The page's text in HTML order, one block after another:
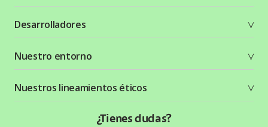
Planes y tarifas
Crea tu cuenta
Seguridad
Términos y condiciones
Política de privacidad
Desarrolladores
Recursos gráficos
Status Page
Nuestro entorno
¿Qué es Wompi?
Wiki Wompi
Preguntas frecuentes
Nuestros lineamientos éticos
¿Tienes dudas?